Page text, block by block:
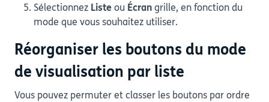
Sélectionnez Liste ou Écran grille, en fonction du
mode que vous souhaitez utiliser.
Réorganiser les boutons du mode
de visualisation par liste
Vous pouvez permuter et classer les boutons par ordre